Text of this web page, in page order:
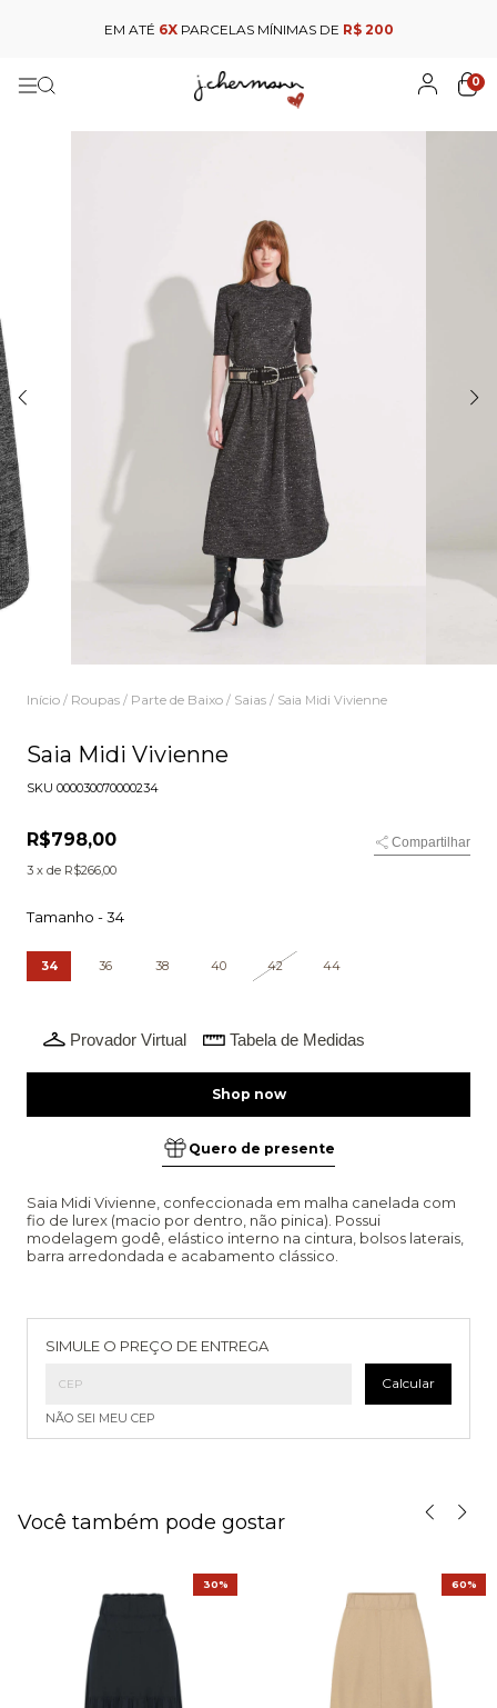
EM ATÉ 6XPARCELAS MÍNIMAS DE R$ 200
0
Início / Roupas / Parte de Baixo / Saias / Saia Midi Vivienne
Saia Midi Vivienne
SKU 000030070000234
R$798,00
Compartilhar
3 x de R$266,00
Tamanho -34
34 36 38 40 42 44
Provador Virtual Tabela de Medidas
Quero de presente
Saia Midi Vivienne, confeccionada em malha canelada com
fio de lurex (macio por dentro, não pinica). Possui
modelagem godê, elástico interno na cintura, bolsos laterais,
barra arredondada e acabamento clássico.
SIMULE O PREÇO DE ENTREGA
Calcular
NÃO SEI MEU CEP
Você também pode gostar
30% 60%